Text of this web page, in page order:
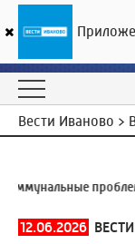
Вести Иваново >
12.06.2026